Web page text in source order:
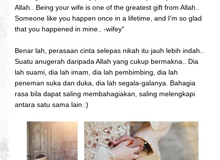
Allah.. Being your wife is one of the greatest gift from Allah..
Someone like you happen once in a lifetime, and I'm so glad
that you happened in mine.. -wifey"
Benar lah, perasaan cinta selepas nikah itu jauh lebih indah..
Suatu anugerah daripada Allah yang cukup bermakna.. Dia
lah suami, dia lah imam, dia lah pembimbing, dia lah
peneman suka dan duka, dia lah segala-galanya. Bahagia
rasa bila dapat saling membahagiakan, saling melengkapi
antara satu sama lain :)